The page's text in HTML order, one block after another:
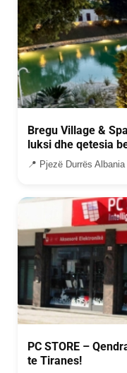
Bregu Village &
luksi dhe qetesia
📍 Pjezë Durrës Albania
PC STORE –
te Tiranes!